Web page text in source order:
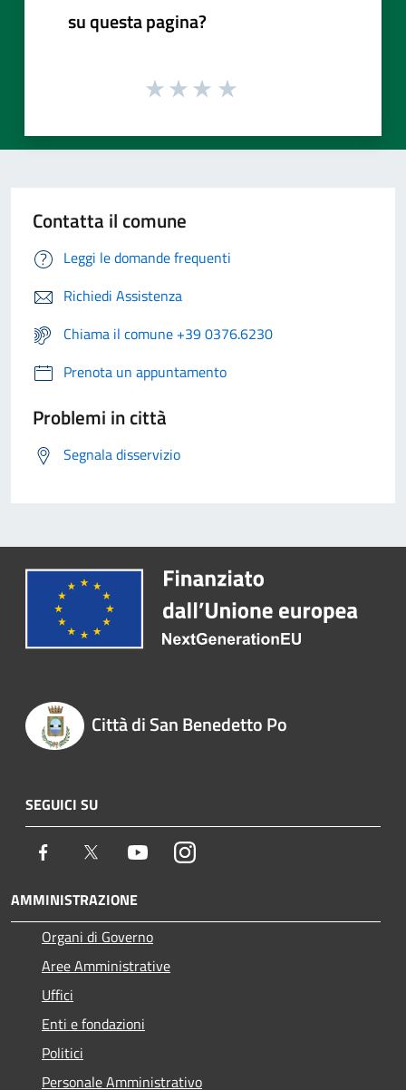
su questa pagina?
Contatta il comune
Leggi le domande frequenti
Richiedi Assistenza
Chiama il comune +39 0376.6230
Prenota un appuntamento
Problemi in città
Segnala disservizio
Città di San Benedetto Po
SEGUICI SU
Facebook Twitter YoutubeInstagram
AMMINISTRAZIONE
Organi di Governo
Aree Amministrative
Uffici
Enti e fondazioni
Politici
Personale Amministrativo